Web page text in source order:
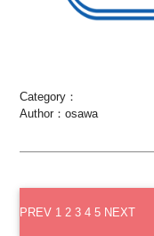
Category：
Author：osawa
PREV 1 2 3 4 5 NEXT